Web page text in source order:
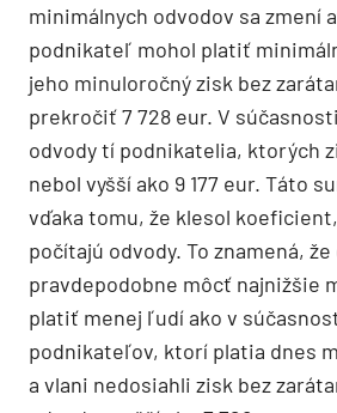
minimálnych odvodov sa zmení
podnikateľ mohol platiť
jeho minuloročný zisk bez
prekročiť 7 728 eur. V
odvody tí podnikatelia, ktorých
nebol vyšší ako 9 177 eur. Táto
vďaka tomu, že klesol
počítajú odvody. To znamená,
pravdepodobne môcť najnižšie
platiť menej ľudí ako v
podnikateľov, ktorí platia dnes
a vlani nedosiahli zisk bez